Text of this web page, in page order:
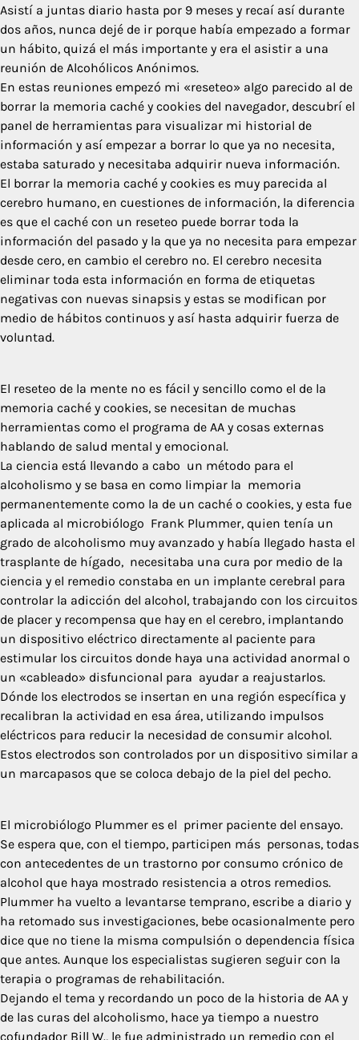
Asistí a juntas diario hasta por 9 meses y recaí así durante
dos años, nunca dejé de ir porque había empezado a formar
un hábito, quizá el más importante y era el asistir a una
reunión de Alcohólicos Anónimos.
En estas reuniones empezó mi «reseteo» algo parecido al de
borrar la memoria caché y cookies del navegador, descubrí el
panel de herramientas para visualizar mi historial de
información y así empezar a borrar lo que ya no necesita,
estaba saturado y necesitaba adquirir nueva información.
El borrar la memoria caché y cookies es muy parecida al
cerebro humano, en cuestiones de información, la diferencia
es que el caché con un reseteo puede borrar toda la
información del pasado y la que ya no necesita para empezar
desde cero, en cambio el cerebro no. El cerebro necesita
eliminar toda esta información en forma de etiquetas
negativas con nuevas sinapsis y estas se modifican por
medio de hábitos continuos y así hasta adquirir fuerza de
voluntad.
El reseteo de la mente no es fácil y sencillo como el de la
memoria caché y cookies, se necesitan de muchas
herramientas como el programa de AA y cosas externas
hablando de salud mental y emocional.
La ciencia está llevando a cabo un método para el
alcoholismo y se basa en como limpiar la memoria
permanentemente como la de un caché o cookies, y esta fue
aplicada al microbiólogo Frank Plummer, quien tenía un
grado de alcoholismo muy avanzado y había llegado hasta el
trasplante de hígado, necesitaba una cura por medio de la
ciencia y el remedio constaba en un implante cerebral para
controlar la adicción del alcohol, trabajando con los circuitos
de placer y recompensa que hay en el cerebro, implantando
un dispositivo eléctrico directamente al paciente para
estimular los circuitos donde haya una actividad anormal o
un «cableado» disfuncional para ayudar a reajustarlos.
Dónde los electrodos se insertan en una región específica y
recalibran la actividad en esa área, utilizando impulsos
eléctricos para reducir la necesidad de consumir alcohol.
Estos electrodos son controlados por un dispositivo similar a
un marcapasos que se coloca debajo de la piel del pecho.
El microbiólogo Plummer es el primer paciente del ensayo.
Se espera que, con el tiempo, participen más personas, todas
con antecedentes de un trastorno por consumo crónico de
alcohol que haya mostrado resistencia a otros remedios.
Plummer ha vuelto a levantarse temprano, escribe a diario y
ha retomado sus investigaciones, bebe ocasionalmente pero
dice que no tiene la misma compulsión o dependencia física
que antes. Aunque los especialistas sugieren seguir con la
terapia o programas de rehabilitación.
Dejando el tema y recordando un poco de la historia de AA y
de las curas del alcoholismo, hace ya tiempo a nuestro
cofundador Bill W., le fue administrado un remedio con el